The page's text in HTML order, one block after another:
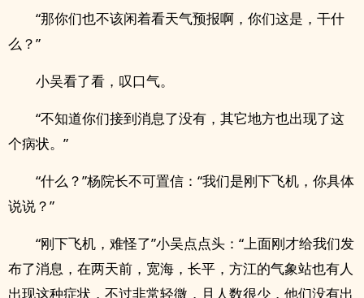
“那你们也不该闲着看天气预报啊，你们这是，干什
么？”
小吴看了看，叹口气。
“不知道你们接到消息了没有，其它地方也出现了这
个病状。”
“什么？”杨院长不可置信：“我们是刚下飞机，你具体
说说？”
“刚下飞机，难怪了”小吴点点头：“上面刚才给我们发
布了消息，在两天前，宽海，长平，方江的气象站也有人
出现这种症状，不过非常轻微，且人数很少，他们没有出